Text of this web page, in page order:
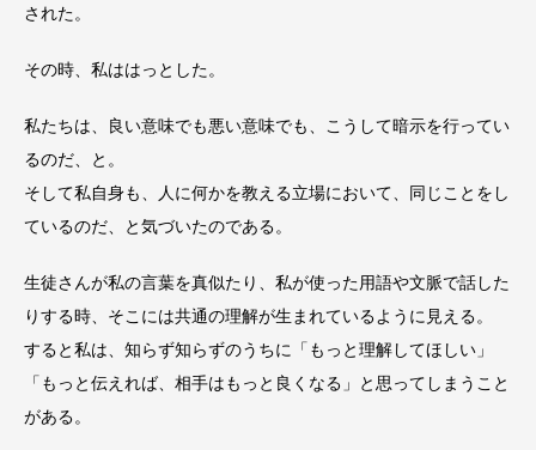
された。
その時、私ははっとした。
私たちは、良い意味でも悪い意味でも、こうして暗示を行ってい
るのだ、と。
そして私自身も、人に何かを教える立場において、同じことをし
ているのだ、と気づいたのである。
生徒さんが私の言葉を真似たり、私が使った用語や文脈で話した
りする時、そこには共通の理解が生まれているように見える。
すると私は、知らず知らずのうちに「もっと理解してほしい」
「もっと伝えれば、相手はもっと良くなる」と思ってしまうこと
がある。